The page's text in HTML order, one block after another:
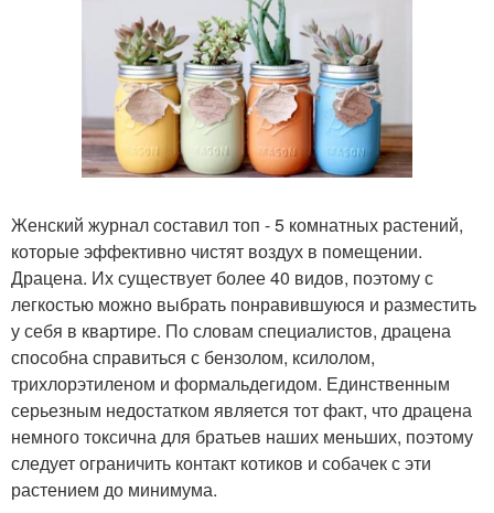
Женский журнал составил топ - 5 комнатных растений,
которые эффективно чистят воздух в помещении.
Драцена. Их существует более 40 видов, поэтому с
легкостью можно выбрать понравившуюся и разместить
у себя в квартире. По словам специалистов, драцена
способна справиться с бензолом, ксилолом,
трихлорэтиленом и формальдегидом. Единственным
серьезным недостатком является тот факт, что драцена
немного токсична для братьев наших меньших, поэтому
следует ограничить контакт котиков и собачек с эти
растением до минимума.